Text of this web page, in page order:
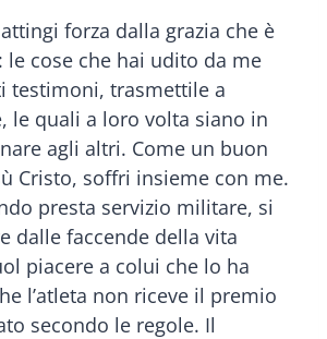
forza dalla grazia che è
le cose che hai udito da me
testimoni, trasmettile a
le quali a loro volta siano in
agli altri. Come un buon
Cristo, soffri insieme con me.
presta servizio militare, si
dalle faccende della vita
piacere a colui che lo ha
l’atleta non riceve il premio
secondo le regole. Il